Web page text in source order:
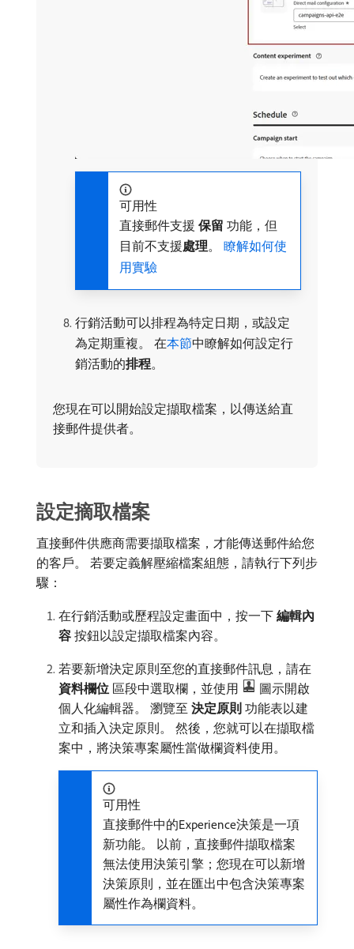
可用性
直接郵件支援​ 保留 ​功能，但
目前不支援​處理。 瞭解如何使
用實驗
行銷活動可以排程為特定日期，或設定
為定期重複。 在本節中瞭解如何設定行
銷活動的​排程。
您現在可以開始設定擷取檔案，以傳送給直
接郵件提供者。
設定摘取檔案
直接郵件供應商需要擷取檔案，才能傳送郵件給您
的客戶。 若要定義解壓縮檔案組態，請執行下列步
驟：
在行銷活動或歷程設定畫面中，按一下​ 編輯內
容 ​按鈕以設定擷取檔案內容。
若要新增決定原則至您的直接郵件訊息，請在​
資料欄位 ​區段中選取欄，並使用
圖示開啟
個人化編輯器。 瀏覽至​ 決定原則 ​功能表以建
立和插入決定原則。 然後，您就可以在擷取檔
案中，將決策專案屬性當做欄資料使用。
可用性
直接郵件中的Experience決策是一項
新功能。 以前，直接郵件擷取檔案
無法使用決策引擎；您現在可以新增
決策原則，並在匯出中包含決策專案
屬性作為欄資料。